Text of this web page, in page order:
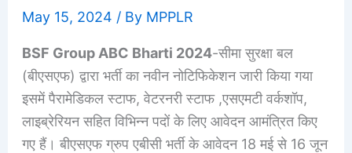
May 15, 2024 / By MPPLR
BSF Group ABC Bharti 2024-सीमा सुरक्षा बल
(बीएसएफ) द्वारा भर्ती का नवीन नोटिफिकेशन जारी किया गया
इसमें पैरामेडिकल स्टाफ, वेटरनरी स्टाफ ,एसएमटी वर्कशॉप,
लाइब्रेरियन सहित विभिन्न पदों के लिए आवेदन आमंत्रित किए
गए हैं। बीएसएफ ग्रुप एबीसी भर्ती के आवेदन 18 मई से 16 जून